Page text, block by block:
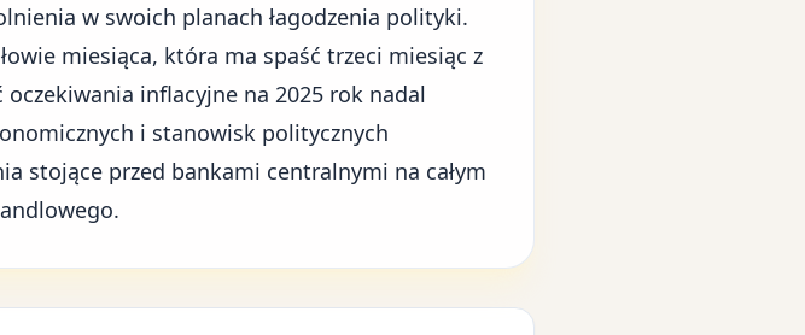
w swoich planach łagodzenia polityki.
miesiąca, która ma spaść trzeci miesiąc z
inflacyjne na 2025 rok nadal
i stanowisk politycznych
stojące przed bankami centralnymi na całym